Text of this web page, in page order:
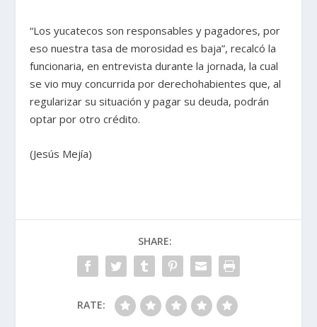
“Los yucatecos son responsables y pagadores, por
eso nuestra tasa de morosidad es baja”, recalcó la
funcionaria, en entrevista durante la jornada, la cual
se vio muy concurrida por derechohabientes que, al
regularizar su situación y pagar su deuda, podrán
optar por otro crédito.
(Jesús Mejía)
SHARE:
RATE: